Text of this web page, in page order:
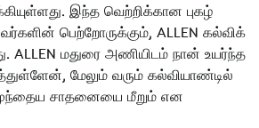
இந்த வெற்றிக்கான புகழ்
பெற்றோருக்கும், ALLEN கல்விக்
ALLEN மதுரை அணியிடம் நான் உயர்ந்த
மேலும் வரும் கல்வியாண்டில்
சாதனையை மீறும் என